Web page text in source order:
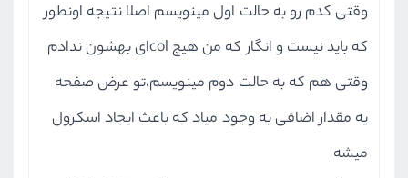
وقتی کدم رو به حالت اول مینویسم اصلا نتیجه اونطور
که باید نیست و انگار که من هیچ colای بهشون ندادم
وقتی هم که به حالت دوم مینویسم،تو عرض صفحه
یه مقدار اضافی به وجود میاد که باعث ایجاد اسکرول
میشه